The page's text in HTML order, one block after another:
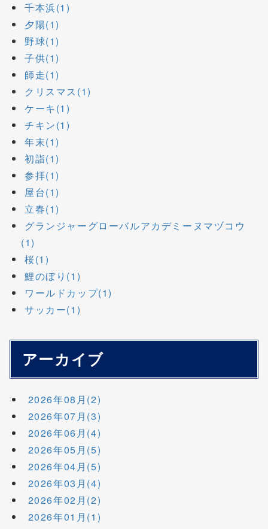
千本浜(1)
夕陽(1)
野球(1)
子供(1)
師走(1)
クリスマス(1)
ケーキ(1)
チキン(1)
年末(1)
初詣(1)
参拝(1)
屋台(1)
立春(1)
グランジャーグローバルアカデミーヌマヅコウ
(1)
桜(1)
鯉のぼり(1)
ワールドカップ(1)
サッカー(1)
アーカイブ
2026年08月(2)
2026年07月(3)
2026年06月(4)
2026年05月(5)
2026年04月(5)
2026年03月(4)
2026年02月(2)
2026年01月(1)